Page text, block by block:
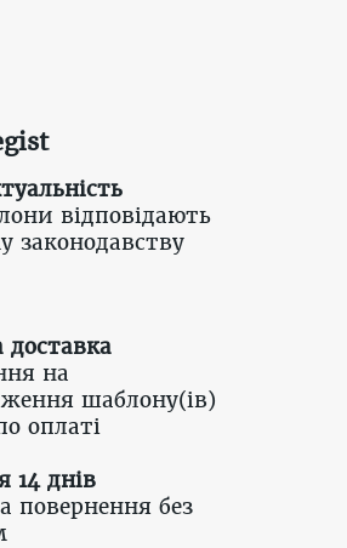
відповідають
законодавству
на
шаблону(ів)
оплаті
14 днів
повернення без